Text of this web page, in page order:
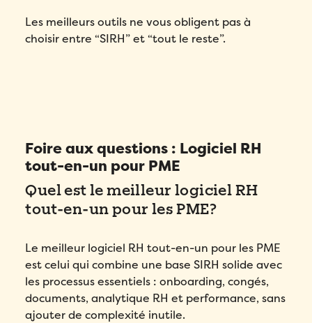
Les meilleurs outils ne vous obligent pas à
choisir entre “SIRH” et “tout le reste”.
Foire aux questions : Logiciel RH
tout-en-un pour PME
Quel est le meilleur logiciel RH
tout-en-un pour les PME?
Le meilleur logiciel RH tout-en-un pour les PME
est celui qui combine une base SIRH solide avec
les processus essentiels : onboarding, congés,
documents, analytique RH et performance, sans
ajouter de complexité inutile.